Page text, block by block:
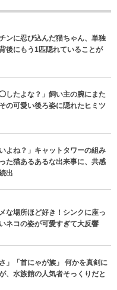
ンに忍び込んだ猫ちゃん、単独
後にもう1匹隠れていることが
したよな？」飼い主の腕にまた
の可愛い後ろ姿に隠れたヒミツ
よね？」キャットタワーの組み
た猫あるあるな出来事に、共感
出
な場所ほど好き！シンクに座っ
ネコの姿が可愛すぎて大反響
」「首にゃが族」 何かを真剣に
、水族館の人気者そっくりだと